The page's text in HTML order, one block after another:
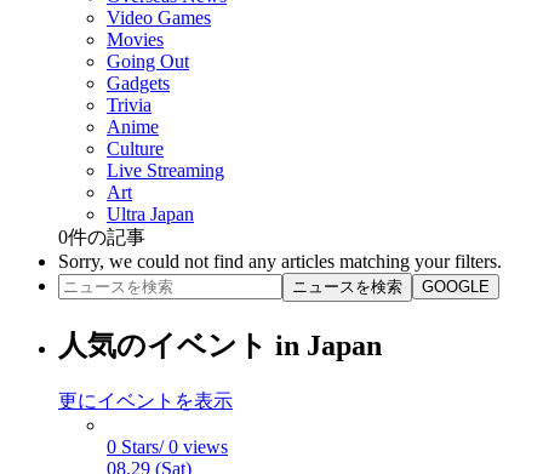
Video Games
Movies
Going Out
Gadgets
Trivia
Anime
Culture
Live Streaming
Art
Ultra Japan
0件の記事
Sorry, we could not find any articles matching your filters.
ニュースを検索 GOOGLE
人気のイベント in Japan
更にイベントを表示
0 Stars/ 0 views
08.29 (Sat)